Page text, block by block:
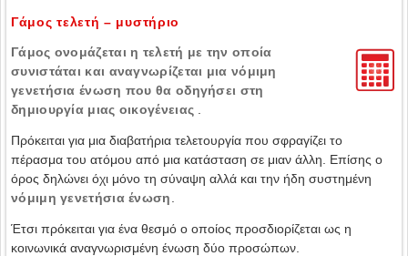
Γάμος τελετή – μυστήριο
Γάμος ονομάζεται η τελετή με την οποία
συνιστάται και αναγνωρίζεται μια νόμιμη
γενετήσια ένωση που θα οδηγήσει στη
δημιουργία μιας οικογένειας
Πρόκειται για μια διαβατήρια τελετουργία που σφραγίζει το
πέρασμα του ατόμου από μια κατάσταση σε μιαν άλλη. Επίσης ο
όρος δηλώνει όχι μόνο τη σύναψη αλλά και την ήδη συστημένη
νόμιμη γενετήσια ένωση
Έτσι πρόκειται για ένα θεσμό ο οποίος προσδιορίζεται ως η
κοινωνικά αναγνωρισμένη ένωση δύο προσώπων.